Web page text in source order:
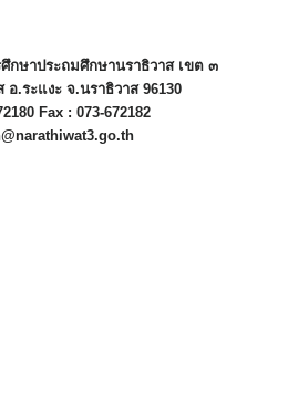
กษาประถมศึกษานราธิวาส เขต ๓
.ระแงะ จ.นราธิวาส 96130
Fax : 073-672182